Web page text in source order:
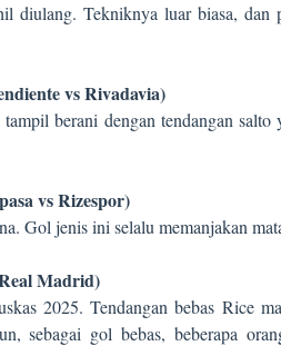
diulang. Tekniknya luar biasa, dan
vs Rivadavia)
berani dengan tendangan
vs Rizespor)
Gol jenis ini selalu memanjakan
Madrid)
2025. Tendangan bebas Rice
sebagai gol bebas, beberapa